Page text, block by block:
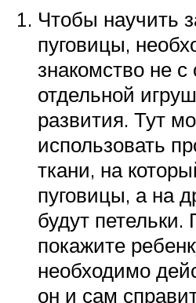
Чтобы научить
пуговицы,
знакомство не
отдельной
развития. Тут
использовать
ткани, на
пуговицы, а на
будут
покажите
необходимо
он и сам